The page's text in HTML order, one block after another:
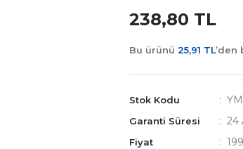
238,80 TL
Bu ürünü 25,91 TL’den
Stok Kodu
Garanti Süresi 24
Fiyat